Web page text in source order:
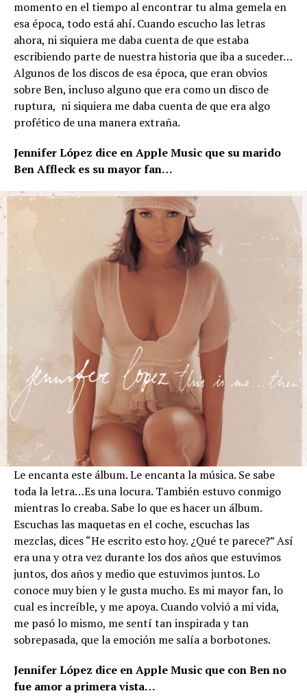
momento en el tiempo al encontrar tu alma gemela en
esa época, todo está ahí. Cuando escucho las letras
ahora, ni siquiera me daba cuenta de que estaba
escribiendo parte de nuestra historia que iba a suceder…
Algunos de los discos de esa época, que eran obvios
sobre Ben, incluso alguno que era como un disco de
ruptura, ni siquiera me daba cuenta de que era algo
profético de una manera extraña.
Jennifer López dice en Apple Music que su marido
Ben Affleck es su mayor fan…
Le encanta este álbum. Le encanta la música. Se sabe
toda la letra…Es una locura. También estuvo conmigo
mientras lo creaba. Sabe lo que es hacer un álbum.
Escuchas las maquetas en el coche, escuchas las
mezclas, dices “He escrito esto hoy. ¿Qué te parece?” Así
era una y otra vez durante los dos años que estuvimos
juntos, dos años y medio que estuvimos juntos. Lo
conoce muy bien y le gusta mucho. Es mi mayor fan, lo
cual es increíble, y me apoya. Cuando volvió a mi vida,
me pasó lo mismo, me sentí tan inspirada y tan
sobrepasada, que la emoción me salía a borbotones.
Jennifer López dice en Apple Music que con Ben no
fue amor a primera vista…